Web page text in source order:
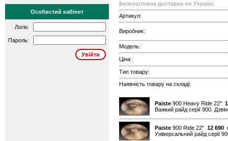
Особистий кабінет
Логін:
Пароль:
Безкоштовна доставка по Україні.
Артикул:
Виробник:
Модель:
Ціна:
Тип товару:
Наявність товару на складі:
Paiste 900 Heavy Ride 22"
Важкий райд серії 900.
Paiste 900 Ride 22" 12 690
Універсальний райд серії